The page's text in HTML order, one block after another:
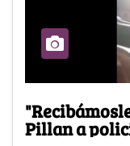
Pillan a